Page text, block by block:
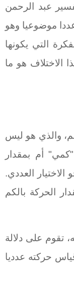
عبد الرحمن
موضوعيا وهو
التي يكونها
الاختلاف هو ما
والذي هو ليس
أم بمقدار
العددي.
الحركة بالكم
تقوم على دلالة
حركته عدديا